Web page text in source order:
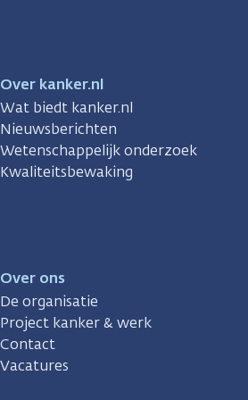
Over kanker.nl
Wat biedt kanker.nl
Nieuwsberichten
Wetenschappelijk onderzoek
Kwaliteitsbewaking
Over ons
De organisatie
Project kanker & werk
Contact
Vacatures